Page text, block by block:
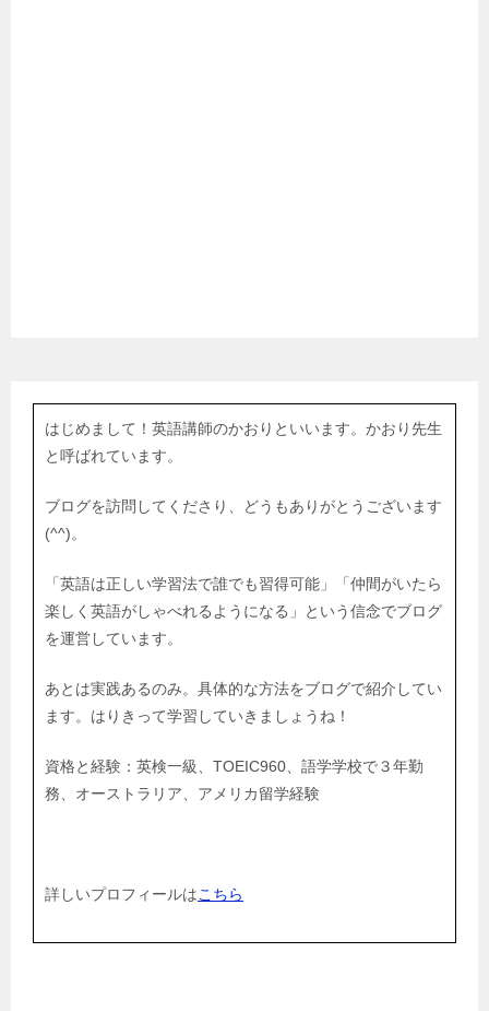
はじめまして！英語講師のかおりといいます。かおり先生
と呼ばれています。
ブログを訪問してくださり、どうもありがとうございます
(^^)。
「英語は正しい学習法で誰でも習得可能」「仲間がいたら
楽しく英語がしゃべれるようになる」という信念でブログ
を運営しています。
あとは実践あるのみ。具体的な方法をブログで紹介してい
ます。はりきって学習していきましょうね！
資格と経験：英検一級、TOEIC960、語学学校で３年勤
務、オーストラリア、アメリカ留学経験
詳しいプロフィールはこちら